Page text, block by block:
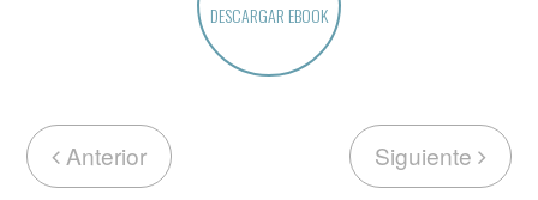
DESCARGAR EBOOK
Anterior Siguiente